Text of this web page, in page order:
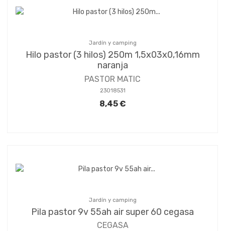
Jardín y camping
Hilo pastor (3 hilos) 250m 1,5x03x0,16mm
naranja
PASTOR MATIC
23018531
8,45 €
Jardín y camping
Pila pastor 9v 55ah air super 60 cegasa
CEGASA